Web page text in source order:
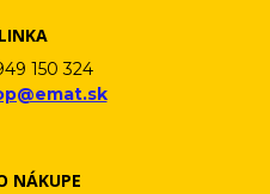
150 324
NÁKUPE